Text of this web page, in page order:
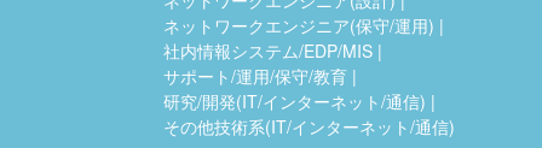
ネットワークエンジニア(保守/運用)
社内情報システム/EDP/MIS
サポート/運用/保守/教育
研究/開発(IT/インターネット/通信)
その他技術系(IT/インターネット/通信)